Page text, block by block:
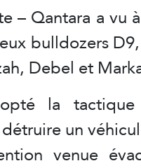
– Qantara a vu
bulldozers
Debel et
la
un
venue